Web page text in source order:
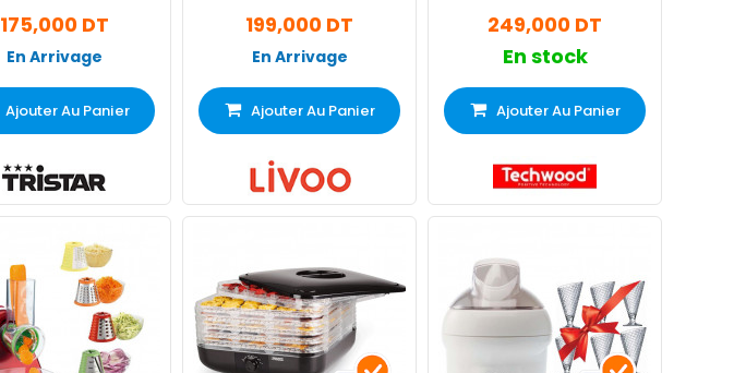
175,000 DT
En Arrivage
Ajouter Au Panier
199,000 DT
En Arrivage
Ajouter Au Panier
249,000 DT
En stock
Ajouter Au Panier